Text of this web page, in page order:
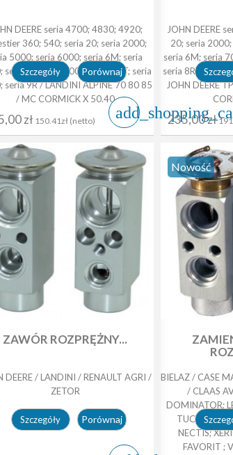
DEERE seria 4700; 4830; 4920;
360; 540; seria 20; seria 2000;
5000; seria 6000; seria 6M; seria
seria 7R; seria 8000; seria 8RT; seria
seria 9R / LANDINI ALPINE 70 80 85
/ MC CORMICK X 50.40
Szczegóły Porównaj
zł 150.41zł (netto)
JOHN DEERE
20; seria
seria 6M; seria
seria 8R/8RT;
JOHN DEERE
235,00 zł
ZAWÓR ROZPRĘŻNY...
DEERE / LANDINI / RENAULT AGRI /
ZETOR
Szczegóły Porównaj
Nowość
BIELAZ / CASE
/ CLAAS
DOMINATOR;
TUCANO;
NECTIS;
FAVORIT ;